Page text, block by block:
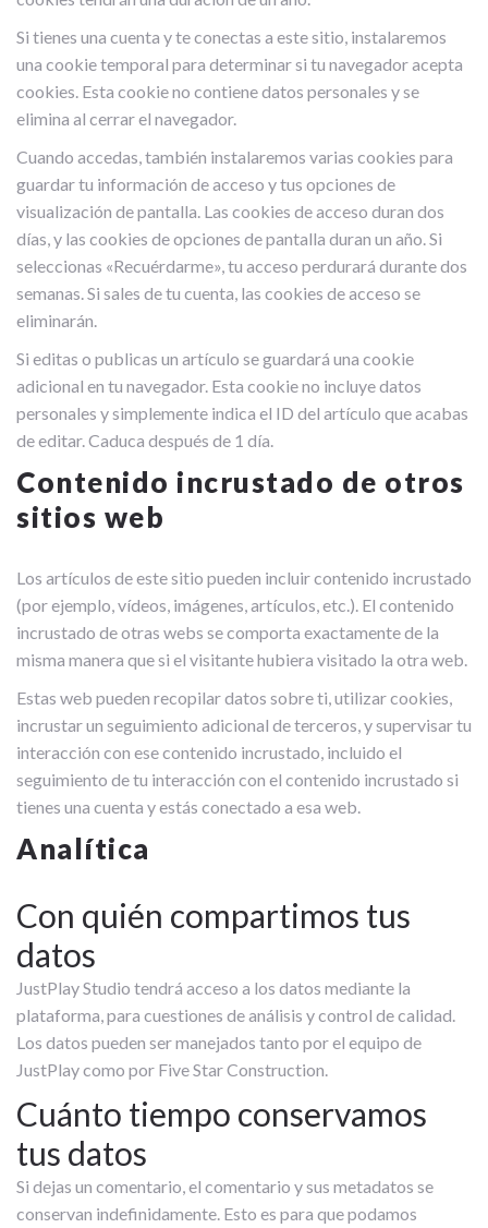
Si tienes una cuenta y te conectas a este sitio, instalaremos
una cookie temporal para determinar si tu navegador acepta
cookies. Esta cookie no contiene datos personales y se
elimina al cerrar el navegador.
Cuando accedas, también instalaremos varias cookies para
guardar tu información de acceso y tus opciones de
visualización de pantalla. Las cookies de acceso duran dos
días, y las cookies de opciones de pantalla duran un año. Si
seleccionas «Recuérdarme», tu acceso perdurará durante dos
semanas. Si sales de tu cuenta, las cookies de acceso se
eliminarán.
Si editas o publicas un artículo se guardará una cookie
adicional en tu navegador. Esta cookie no incluye datos
personales y simplemente indica el ID del artículo que acabas
de editar. Caduca después de 1 día.
Contenido incrustado de otros
sitios web
Los artículos de este sitio pueden incluir contenido incrustado
(por ejemplo, vídeos, imágenes, artículos, etc.). El contenido
incrustado de otras webs se comporta exactamente de la
misma manera que si el visitante hubiera visitado la otra web.
Estas web pueden recopilar datos sobre ti, utilizar cookies,
incrustar un seguimiento adicional de terceros, y supervisar tu
interacción con ese contenido incrustado, incluido el
seguimiento de tu interacción con el contenido incrustado si
tienes una cuenta y estás conectado a esa web.
Analítica
Con quién compartimos tus
datos
JustPlay Studio tendrá acceso a los datos mediante la
plataforma, para cuestiones de análisis y control de calidad.
Los datos pueden ser manejados tanto por el equipo de
JustPlay como por Five Star Construction.
Cuánto tiempo conservamos
tus datos
Si dejas un comentario, el comentario y sus metadatos se
conservan indefinidamente. Esto es para que podamos